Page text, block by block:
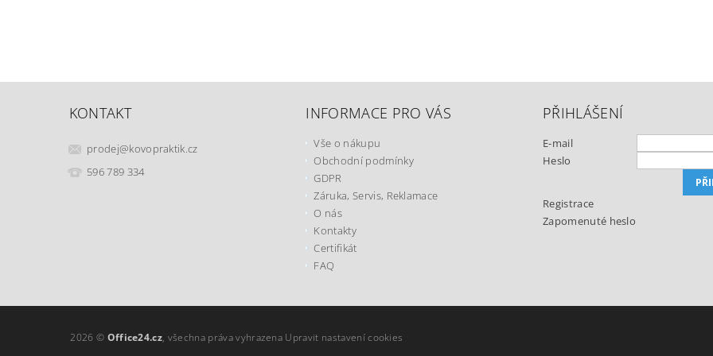
KONTAKT
prodej@kovopraktik.cz
596 789 334
INFORMACE PRO VÁS
Vše o nákupu
Obchodní podmínky
GDPR
Záruka, Servis, Reklamace
O nás
Kontakty
Certifikát
FAQ
PŘIHLÁŠENÍ
E-mail
Heslo
Registrace
Zapomenuté heslo
2026 © Office24.cz, všechna práva vyhrazena Upravit nastavení cookies